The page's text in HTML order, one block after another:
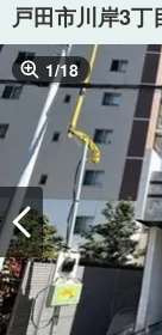
戸田市川岸3丁
1/18